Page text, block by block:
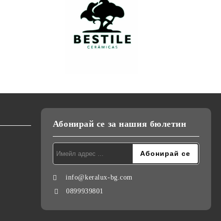
Абонирай се за нашия бюлетин
info@keralux-bg.com
0899939801